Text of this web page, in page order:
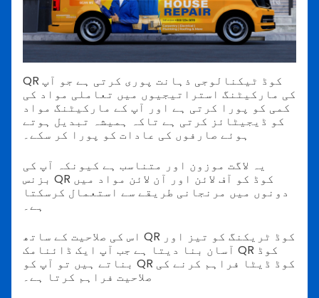
QR کوڈ ٹیکنالوجی ذہانت پوری کرتی ہے جو آپ
کی مارکیٹنگ استراتیجیوں میں تعاملی مواد کی
کمی کو پورا کرتی ہے اور آپ کے مارکیٹنگ مواد
کو ڈیجیٹائز کرتی ہے تاکہ ہمیشہ تبدیل ہوتے
ہوئے صارفوں کی عادات کو پورا کر سکے۔
یہ لاگت موزون اور متناسب ہے کیونکہ آپ کی
بزنس QR کوڈ کو آف لائن اور آن لائن مواد میں
دونوں میں مرنجانی طریقے سے استعمال کرسکتا
ہے۔
اس کی صلاحیت کے ساتھ QR کوڈ ٹریکنگ کو تیز اور
آسان بنا دیتا ہے جب آپ ایک ڈائنامک QR کوڈ
بناتے ہیں تو آپ کو QR کوڈ ڈیٹا فراہم کرنے کی
صلاحیت فراہم کرتا ہے۔